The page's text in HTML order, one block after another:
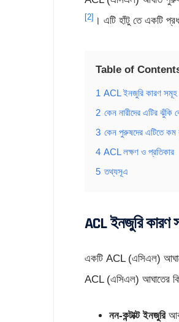
[2] । এটি হাঁটু তে একটি
Table of
1 ACL ইনজুরি কারণ সমূহ
2 কেন নারীদের এটির ঝুঁকি
3 কেন পুরুষদের এটিতে কম
4 ACL লক্ষণ ও প্রতিকার
5 তথ্যসূএ
ACL ইনজুরি কারণ
একটি ACL (এসিএল)
ACL (এসিএল) আঘাতের
নন-কন্টাক্ট ইনজুরি